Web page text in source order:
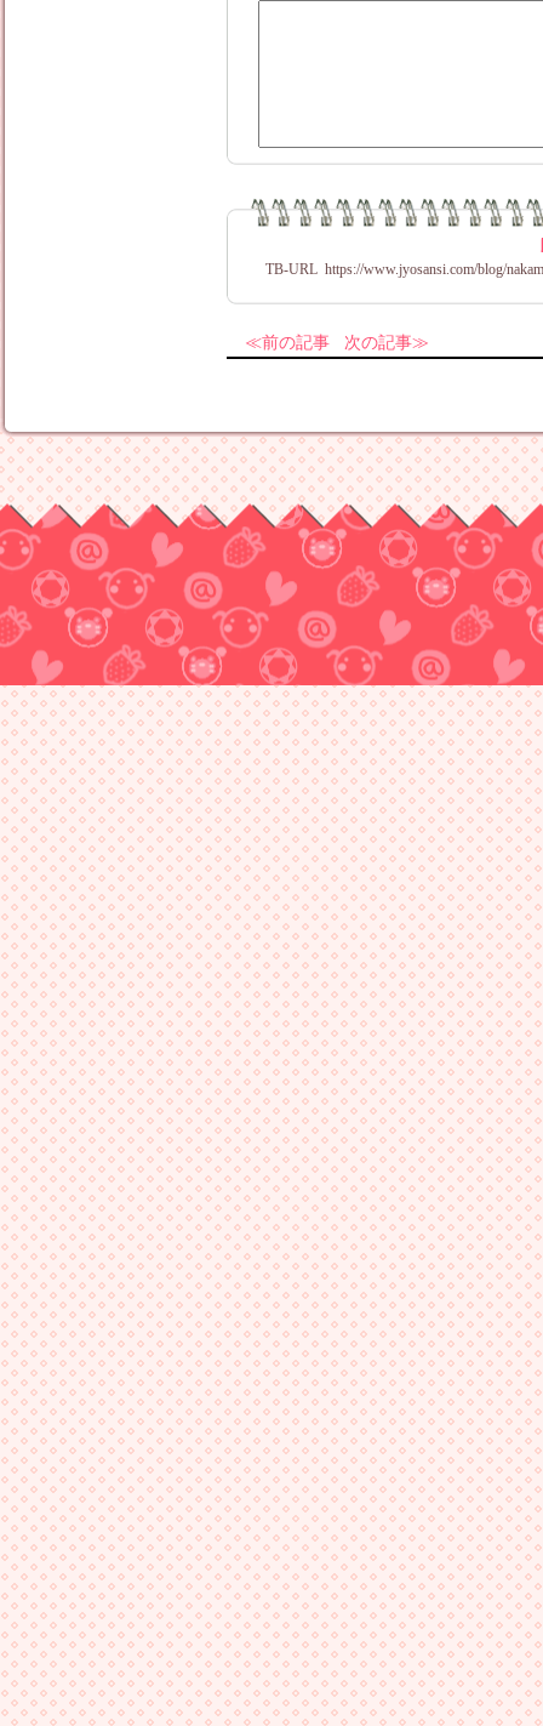
TB-URL https://www.jyosansi.com/blog/
前の記事 次の記事